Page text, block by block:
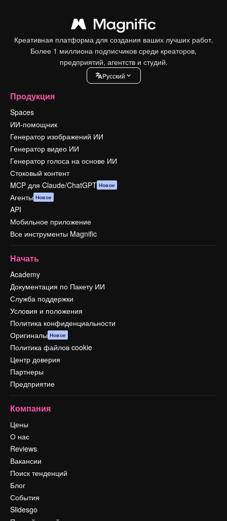
Креативная платформа для создания ваших лучших работ.
Более 1 миллиона подписчиков среди креаторов,
предприятий, агентств и студий.
Pусский
Продукция
Spaces
ИИ-помощник
Генератор изображений ИИ
Генератор видео ИИ
Генератор голоса на основе ИИ
Стоковый контент
MCP для Claude/ChatGPT Новое
Агенты Новое
API
Мобильное приложение
Все инструменты Magnific
Начать
Academy
Документация по Пакету ИИ
Служба поддержки
Условия и положения
Политика конфиденциальности
Оригиналы Новое
Политика файлов cookie
Центр доверия
Партнеры
Предприятие
Компания
Цены
О нас
Reviews
Вакансии
Поиск тенденций
Блог
События
Slidesgo